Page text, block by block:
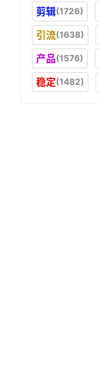
剪辑(1726)
引流(1638)
产品(1576)
稳定(1482)